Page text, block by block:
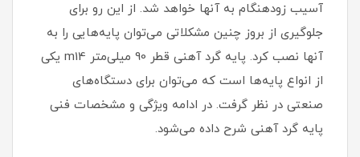
آسیب زودهنگام به آنها خواهد شد. از این رو برای
جلوگیری از بروز چنین مشکلاتی می‌توان پایه‌هایی را به
آنها نصب کرد. پایه گرد آهنی قطر 90 میلی‌متر m14 یکی
از انواع پایه‌ها است که می‌توان برای دستگاه‌های
صنعتی در نظر گرفت. در ادامه ویژگی و مشخصات فنی
پایه گرد آهنی شرح داده می‌شود.